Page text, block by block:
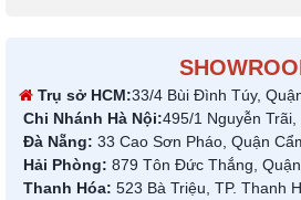
Trụ sở HCM:33/4 Bùi Đình Túy,
Chi Nhánh Hà Nội:495/1 Nguyễn
Đà Nẵng: 33 Cao Sơn Pháo, Quận
Hải Phòng: 879 Tôn Đức Thắng,
Thanh Hóa: 523 Bà Triệu, TP. Thanh